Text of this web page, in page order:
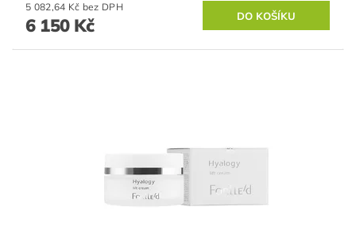
5 082,64 Kč bez DPH
6 150 Kč